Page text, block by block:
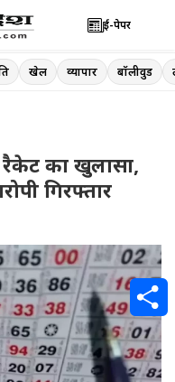
ई-पेपर
खेल व्यापार बॉलीवुड
का खुलासा,
गिरफ्तार
S
h